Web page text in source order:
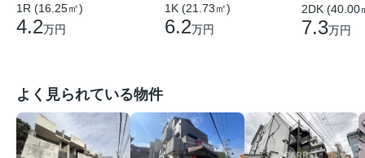
1R (16.25㎡)
4.2万円
1K (21.73㎡)
6.2万円
2DK (40.00
7.3万円
よく見られている物件